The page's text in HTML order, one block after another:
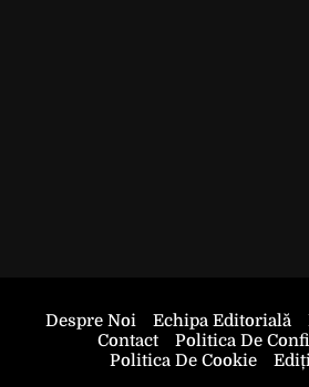
Despre Noi Echipa Editorială
Contact
Politica De
Politica De Cookie